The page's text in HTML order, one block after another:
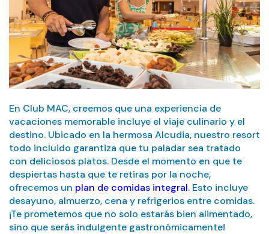
En Club MAC, creemos que una experiencia de
vacaciones memorable incluye el viaje culinario y el
destino. Ubicado en la hermosa Alcudia, nuestro resort
todo incluido garantiza que tu paladar sea tratado
con deliciosos platos. Desde el momento en que te
despiertas hasta que te retiras por la noche,
ofrecemos un plan de comidas integral. Esto incluye
desayuno, almuerzo, cena y refrigerios entre comidas.
¡Te prometemos que no solo estarás bien alimentado,
sino que serás indulgente gastronómicamente!